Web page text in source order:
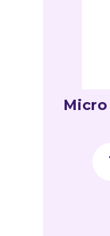
Micro